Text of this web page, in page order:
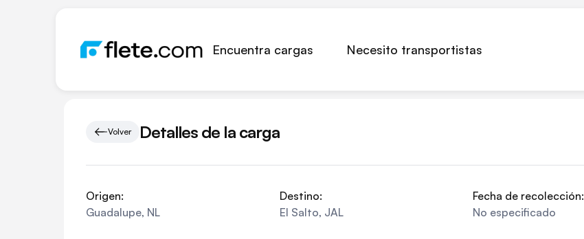
Encuentra cargas Necesito transportistas
Volver Detalles de la carga
Origen:
Guadalupe, NL
Destino:
El Salto, JAL
Fecha de recolección:
No especificado